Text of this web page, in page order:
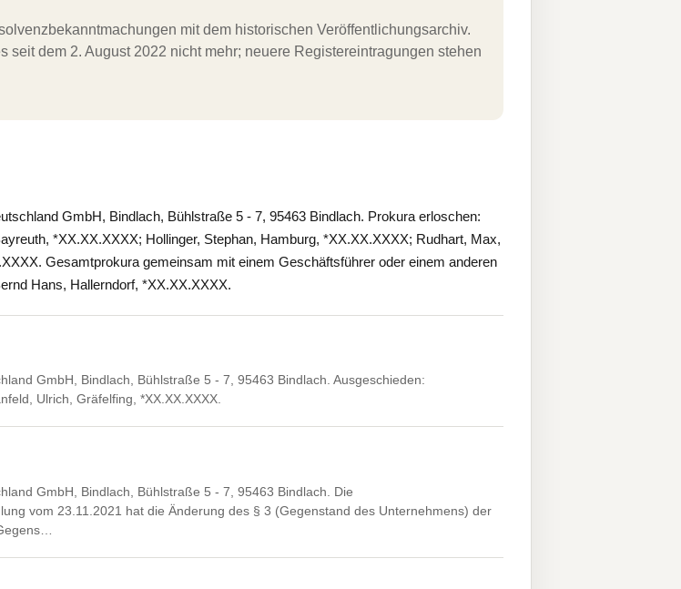
mit dem historischen Veröffentlichungsarchiv.
seit dem 2. August 2022 nicht mehr; neuere Registereintragungen stehen
GmbH, Bindlach, Bühlstraße 5 - 7, 95463 Bindlach. Prokura erloschen:
*XX.XX.XXXX; Hollinger, Stephan, Hamburg, *XX.XX.XXXX; Rudhart, Max,
Gesamtprokura gemeinsam mit einem Geschäftsführer oder einem anderen
Hans, Hallerndorf, *XX.XX.XXXX.
GmbH, Bindlach, Bühlstraße 5 - 7, 95463 Bindlach. Ausgeschieden:
Ulrich, Gräfelfing, *XX.XX.XXXX.
GmbH, Bindlach, Bühlstraße 5 - 7, 95463 Bindlach. Die
vom 23.11.2021 hat die Änderung des § 3 (Gegenstand des Unternehmens) der